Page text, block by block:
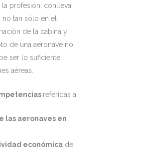
profesión, conlleva
tan sólo en el
de la cabina y
de una aeronave no
ser lo suficiente
aéreas.
referidas a:
las aeronaves en
económica de